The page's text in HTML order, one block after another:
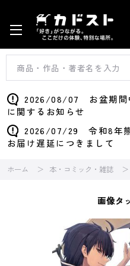
2026/08/07 お盆期間
に関するお知らせ
2026/07/29 令和8年熊
お届け遅延につきまして
ホーム 本・コミック・雑誌
画像タ